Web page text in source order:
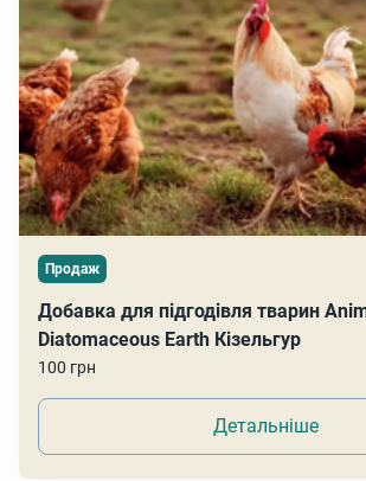
Продаж
Добавка для підгодівля тварин
Diatomaceous Earth Кізельгур
100 грн
Детальніше